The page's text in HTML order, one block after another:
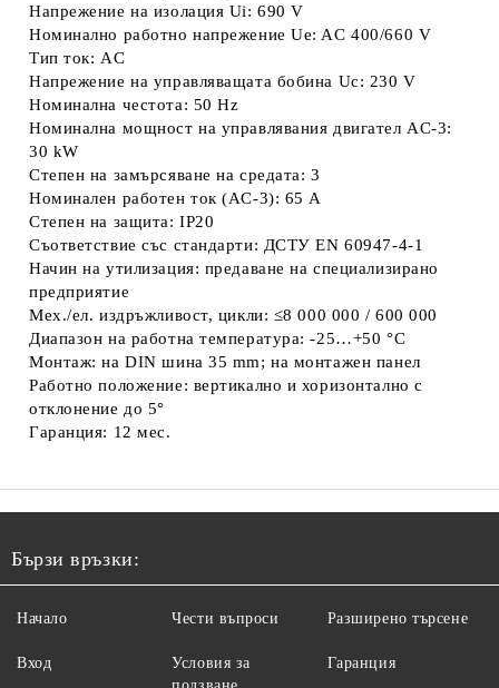
Напрежение на изолация Ui: 690 V
Номинално работно напрежение Ue: AC 400/660 V
Тип ток: AC
Напрежение на управляващата бобина Uc: 230 V
Номинална честота: 50 Hz
Номинална мощност на управлявания двигател AC-3:
30 kW
Степен на замърсяване на средата: 3
Номинален работен ток (AC-3): 65 A
Степен на защита: IP20
Съответствие със стандарти: ДСТУ EN 60947-4-1
Начин на утилизация: предаване на специализирано
предприятие
Мех./ел. издръжливост, цикли: ≤8 000 000 / 600 000
Диапазон на работна температура: -25…+50 °C
Монтаж: на DIN шина 35 mm; на монтажен панел
Работно положение: вертикално и хоризонтално с
отклонение до 5°
Гаранция: 12 мес.
Бързи връзки:
Начало
Вход
Чести въпроси
Условия за
Разширено търсене
Гаранция